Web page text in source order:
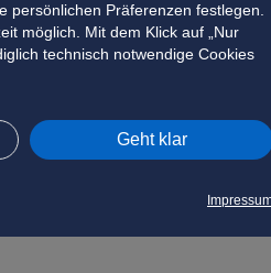
persönlichen Präferenzen festlegen.
möglich. Mit dem Klick auf „Nur
technisch notwendige Cookies
Geht klar